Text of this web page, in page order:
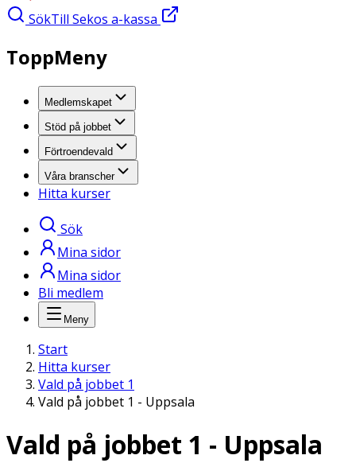
SökTill Sekos a-kassa
ToppMeny
Medlemskapet
Stöd på jobbet
Förtroendevald
Våra branscher
Hitta kurser
Sök
Mina sidor
Mina sidor
Bli medlem
Meny
Start
Hitta kurser
Vald på jobbet 1
Vald på jobbet 1 - Uppsala
Vald på jobbet 1 - Uppsala